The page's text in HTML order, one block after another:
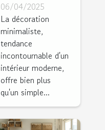
pour la
maison
principes et
idées pour
un intérieur
épuré
06/04/2025
La décoration
minimaliste,
tendance
incontournable d'un
intérieur moderne,
offre bien plus
qu'un simple...